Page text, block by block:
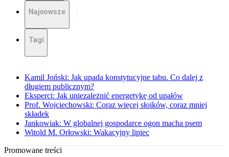
Najnowsze
Tagi
Kamil Joński: Jak upada konstytucyjne tabu. Co dalej z
długiem publicznym?
Eksperci: Jak uniezależnić energetykę od upałów
Prof. Wojciechowski: Coraz więcej słoików, coraz mniej
składek
Jankowiak: W globalnej gospodarce ogon macha psem
Witold M. Orłowski: Wakacyjny lipiec
Promowane treści